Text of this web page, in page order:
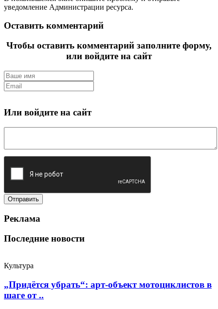
уведомление Администрации ресурса.
Оставить комментарий
Чтобы оставить комментарий заполните форму,
или войдите на сайт
Или войдите на сайт
Реклама
Последние новости
Культура
„Придётся убрать“: арт‑объект мотоциклистов в
шаге от ..